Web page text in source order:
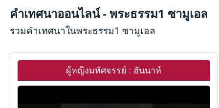
บทความคริสเตียน
คำเทศนาออนไลน์
รายชื่อคริสตจักร
ดูหนังพระเยซู
พระคัมภีร์ภาคพันธสัญญาเดิม 24
คำเทศนาออนไลน์ - พระธรรม1 ซามูเอล
รวมคำเทศนาในพระธรรม1 ซามูเอล
ผู้หญิงมหัศจรรย์ : ฮันนาห์